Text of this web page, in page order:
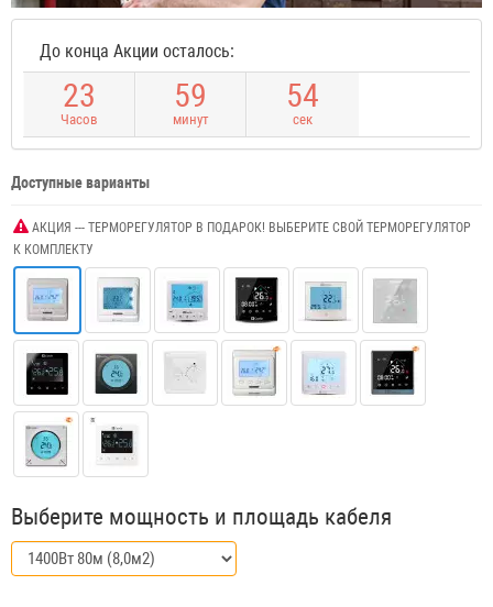
До конца Акции осталось:
23
Часов
59
минут
53
сек
Доступные варианты
АКЦИЯ --- ТЕРМОРЕГУЛЯТОР В ПОДАРОК! ВЫБЕРИТЕ СВОЙ ТЕРМОРЕГУЛЯТОР
К КОМПЛЕКТУ
Выберите мощность и площадь кабеля